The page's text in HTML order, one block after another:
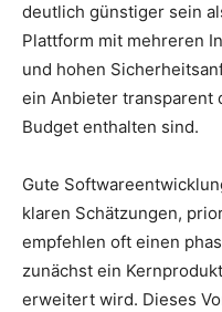
deutlich günstiger sein
Plattform mit mehreren
und hohen
ein Anbieter transparent
Budget enthalten sind.
Gute
klaren Schätzungen,
empfehlen oft einen
zunächst ein
erweitert wird. Dieses